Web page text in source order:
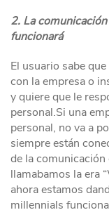
2. La
funcionará
El usuario sabe
con la empresa o
y quiere que le
personal.Si una
personal, no va a
siempre están
de la
llamabamos la era
ahora estamos
millennials